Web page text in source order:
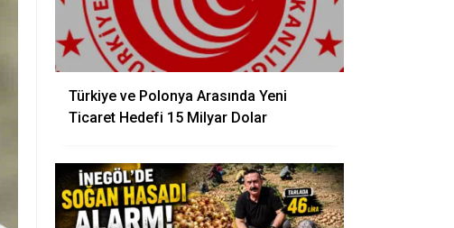
Türkiye ve Polonya Arasında Yeni
Ticaret Hedefi 15 Milyar Dolar